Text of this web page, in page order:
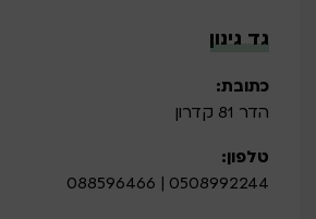
גד גינון
כתובת:
הדר 81 קדרון
טלפון:
0508992244 | 088596466